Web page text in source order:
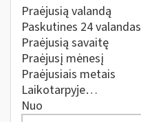
Praėjusią valandą
Paskutines 24 valandas
Praėjusią savaitę
Praėjusį mėnesį
Praėjusiais metais
Laikotarpyje…
Nuo